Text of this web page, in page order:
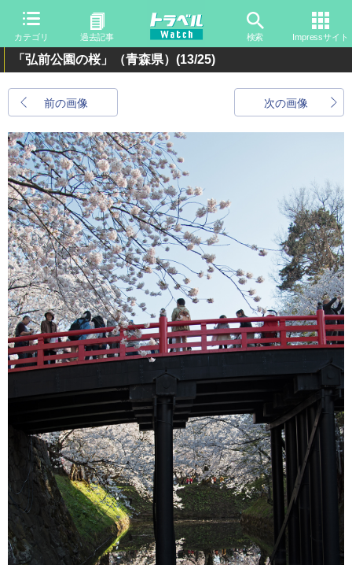
カテゴリ 過去記事 検索 Impressサイト
「弘前公園の桜」（青森県） (13/25)
前の画像 次の画像